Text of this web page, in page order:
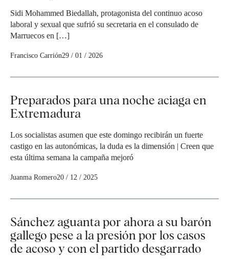
Sidi Mohammed Biedallah, protagonista del continuo acoso
laboral y sexual que sufrió su secretaria en el consulado de
Marruecos en […]
Francisco Carrión29 / 01 / 2026
Preparados para una noche aciaga en
Extremadura
Los socialistas asumen que este domingo recibirán un fuerte
castigo en las autonómicas, la duda es la dimensión | Creen que
esta última semana la campaña mejoró
Juanma Romero20 / 12 / 2025
Sánchez aguanta por ahora a su barón
gallego pese a la presión por los casos
de acoso y con el partido desgarrado